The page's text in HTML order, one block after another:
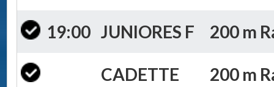
19:00 JUNIORES F 200 m
CADETTE 200 m